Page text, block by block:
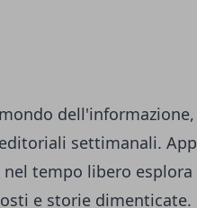
settimanali.
tempo libero
e storie dimenticate.